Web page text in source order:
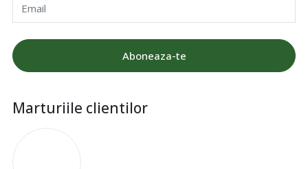
Email
Aboneaza-te
Marturiile clientilor